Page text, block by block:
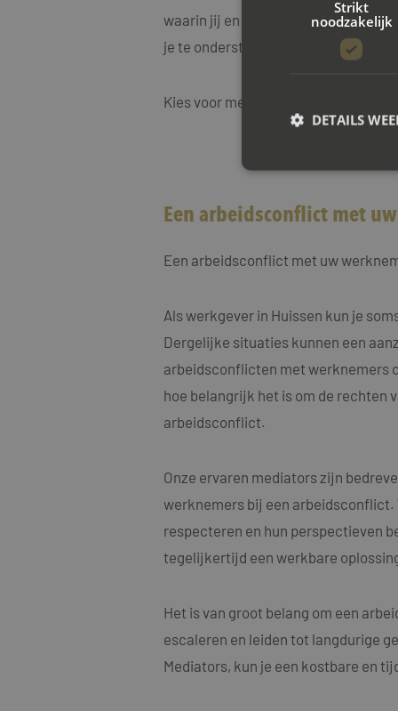
waarin jij en je werkgever weer
je te ondersteunen bij elke stap van
Kies voor mediation bij Mayet
Een arbeidsconflict met
Een arbeidsconflict met uw
Als werkgever in Huissen kun je
Dergelijke situaties kunnen een
arbeidsconflicten met werknemers
hoe belangrijk het is om de rechten
arbeidsconflict.
Onze ervaren mediators zijn
werknemers bij een arbeidsconflict.
respecteren en hun perspectieven
tegelijkertijd een werkbare
Het is van groot belang om een
escaleren en leiden tot langdurige
Mediators, kun je een kostbare en
Strikt
noodzakelijk
DETAILS
accountbeheer. De
PHPSESSID
Naam
_clck
_ga_4ZL076M2M8
Naam
fp_user_id